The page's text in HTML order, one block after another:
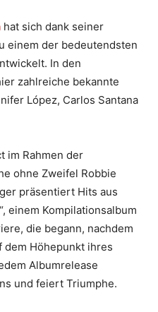
hat sich dank seiner
einem der bedeutendsten
In den
zahlreiche bekannte
López, Carlos Santana
im Rahmen der
ohne Zweifel Robbie
präsentiert Hits aus
einem Kompilationsalbum
die begann, nachdem
dem Höhepunkt ihres
Albumrelease
und feiert Triumphe.